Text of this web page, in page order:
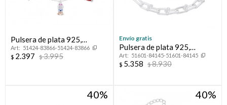
Pulsera de plata 925,
PRINCESAS.
51424-83866-51424-83866
$ 2.397 $3.995
Envío gratis
Pulsera de plata 925,
ANTONELLA.
51601-84145-51601-84145
$ 5.358 $8.930
40 40